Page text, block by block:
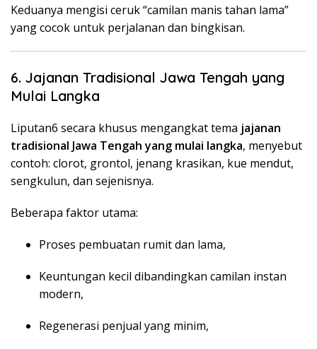
Keduanya mengisi ceruk “camilan manis tahan lama”
yang cocok untuk perjalanan dan bingkisan.
6. Jajanan Tradisional Jawa Tengah yang
Mulai Langka
Liputan6 secara khusus mengangkat tema jajanan
tradisional Jawa Tengah yang mulai langka, menyebut
contoh: clorot, grontol, jenang krasikan, kue mendut,
sengkulun, dan sejenisnya.
Beberapa faktor utama:
Proses pembuatan rumit dan lama,
Keuntungan kecil dibandingkan camilan instan
modern,
Regenerasi penjual yang minim,